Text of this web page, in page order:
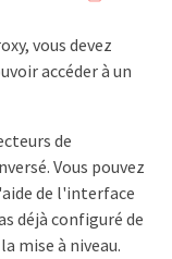
vous devez
accéder à un
de
Vous pouvez
de l'interface
déjà configuré de
mise à niveau.